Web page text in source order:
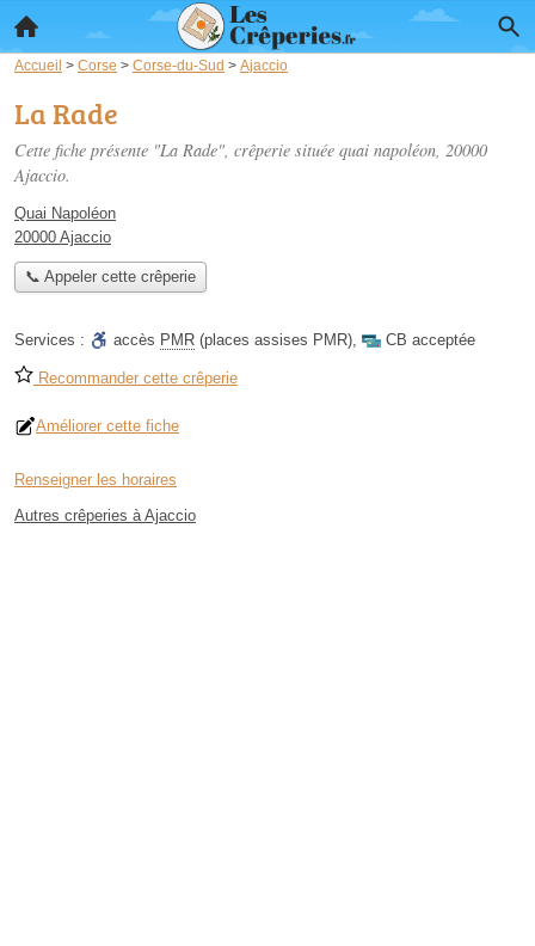
Accueil > Corse > Corse-du-Sud > Ajaccio
La Rade
Cette fiche présente "La Rade", crêperie située quai napoléon, 20000
Ajaccio.
Quai Napoléon
20000 Ajaccio
📞 Appeler cette crêperie
Services : accès PMR (places assises PMR), CB acceptée
Recommander cette crêperie
Améliorer cette fiche
Renseigner les horaires
Autres crêperies à Ajaccio